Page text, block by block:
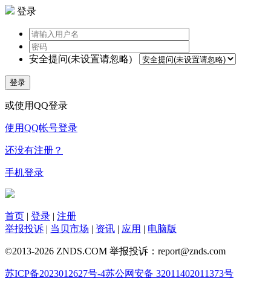
登录
安全提问(未设置请忽略)
登录
或使用QQ登录
使用QQ帐号登录
还没有注册？
手机登录
首页 | 登录 | 注册
举报投诉 | 当贝市场 | 资讯 | 应用 | 电脑版
©2013-2026 ZNDS.COM 举报投诉：report@znds.com
苏ICP备2023012627号-4苏公网安备 32011402011373号